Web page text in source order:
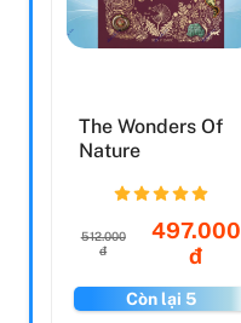
The Wonders Of
Nature
512.000
đ
497.000
đ
Còn lại 5